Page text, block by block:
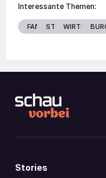
Interessante Themen:
FAMILIESTARS
Stories